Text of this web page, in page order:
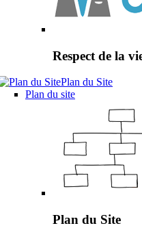
Respect de la
Plan du Site
Plan du site
Plan du Site